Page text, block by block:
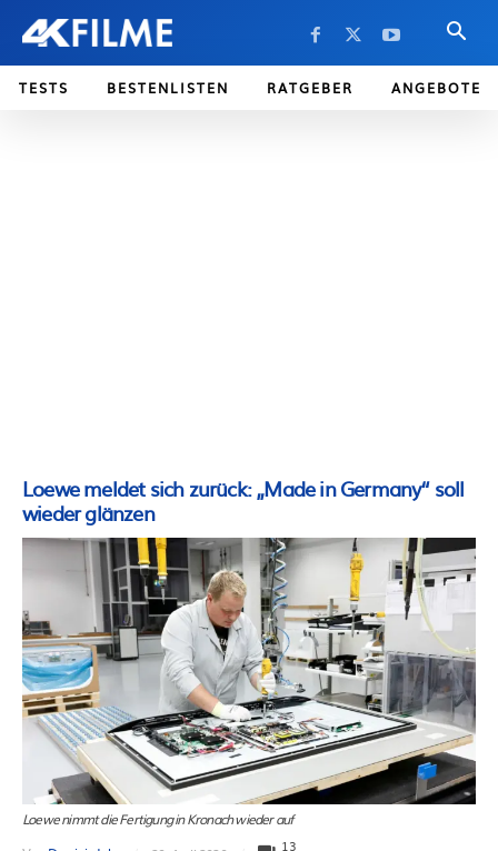
TESTS BESTENLISTEN RATGEBER ANGEBOTE
Loewe meldet sich zurück: „Made in Germany“ soll
wieder glänzen
Loewe nimmt die Fertigung in Kronach wieder auf
13